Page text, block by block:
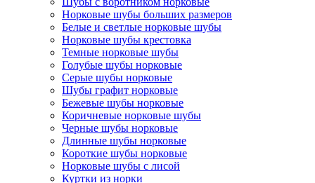
Норковые шубы больших размеров
Белые и светлые норковые шубы
Норковые шубы крестовка
Темные норковые шубы
Голубые шубы норковые
Серые шубы норковые
Шубы графит норковые
Бежевые шубы норковые
Коричневые норковые шубы
Черные шубы норковые
Длинные шубы норковые
Короткие шубы норковые
Норковые шубы с лисой
Куртки из норки